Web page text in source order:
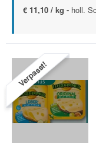
€ 11,10 / kg - holl.
Verpasst!